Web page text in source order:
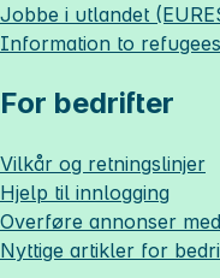
Jobbe i utlandet
Information to
For bedrifter
Vilkår og retningslinjer
Hjelp til innlogging
Overføre annonser
Nyttige artikler for